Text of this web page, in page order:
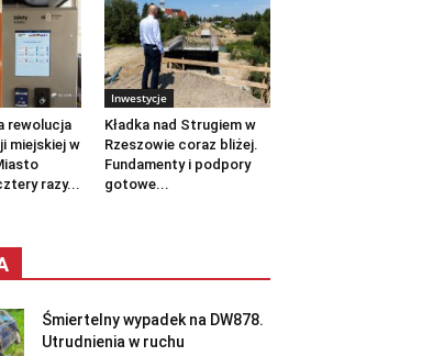
rewolucja
miejskiej w
razy...
Inwestycje
Kładka nad Strugiem w
Rzeszowie coraz bliżej.
Fundamenty i podpory
gotowe...
Śmiertelny wypadek na DW878.
Utrudnienia w ruchu